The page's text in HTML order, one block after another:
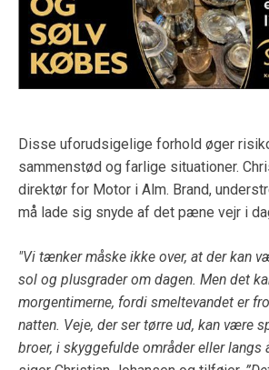
Disse uforudsigelige forhold øger
sammenstød og farlige situationer.
direktør for Motor i Alm. Brand,
må lade sig snyde af det pæne vejr i
"Vi tænker måske ikke over, at der kan
sol og plusgrader om dagen. Men det
morgentimerne, fordi smeltevandet er
natten. Veje, der ser tørre ud, kan være
broer, i skyggefulde områder eller langs